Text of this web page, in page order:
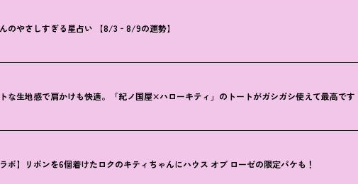
のやさしすぎる星占い 【8/3‐8/9の運勢】
トな生地感で肩かけも快適。「紀ノ国屋×ハローキティ」のトートがガシガシ使えて最高です
ラボ】リボンを6個着けたロクのキティちゃんにハウス オブ ローゼの限定パケも ！